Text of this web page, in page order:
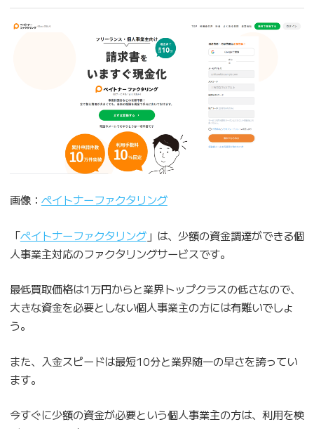
画像： ペイトナーファクタリング
「ペイトナーファクタリング」は、少額の資金調達ができる個
人事業主対応のファクタリングサービスです。
最低買取価格は1万円からと業界トップクラスの低さなので、
大きな資金を必要としない個人事業主の方には有難いでしょ
う。
また、入金スピードは最短10分と業界随一の早さを誇ってい
ます。
今すぐに少額の資金が必要という個人事業主の方は、利用を検